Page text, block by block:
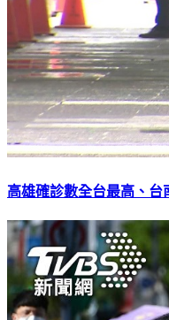
高雄確診數全台最高、